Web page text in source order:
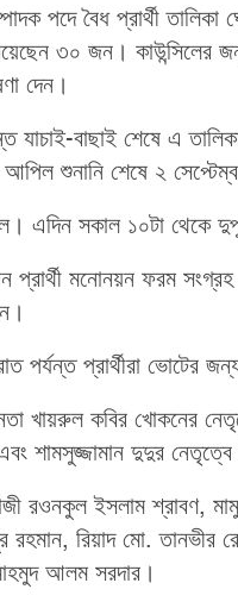
পদে বৈধ প্রার্থী তালিকা
৩০ জন। কাউন্সিলের
দেন।
যাচাই-বাছাই শেষে এ
শুনানি শেষে ২
এদিন সকাল ১০টা থেকে
প্রার্থী মনোনয়ন ফরম
প্রার্থীরা ভোটের
খায়রুল কবির খোকনের
শামসুজ্জামান দুদুর
কাজী রওনকুল ইসলাম
রহমান, রিয়াদ মো.
আলম সরদার।